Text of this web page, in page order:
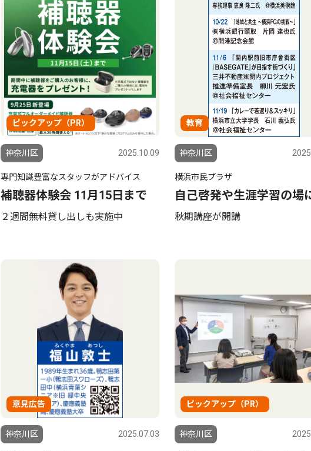
ピックアップ（PR）
神奈川区 2025.10.09
専門知識豊富なスタッフがアドバイス
補聴器体験会 11月15日まで
２週間無料貸し出しも実施中
教育
神奈川区
横浜市民プラザ
自己啓発や生涯学習の場
秋期講座が開講
意見広告
神奈川区 2025.07.03
ピックアップ（PR）
神奈川区